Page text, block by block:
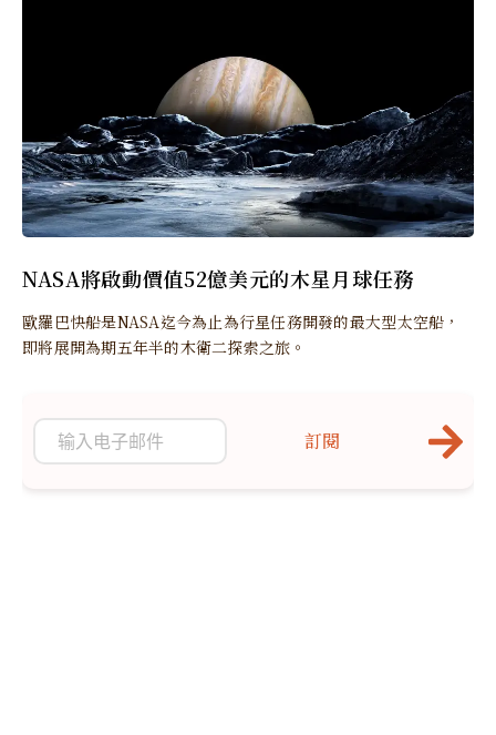
NASA將啟動價值52億美元的木星月球任務
歐羅巴快船是NASA迄今為止為行星任務開發的最大型太空船，
即將展開為期五年半的木衛二探索之旅。
訂閱